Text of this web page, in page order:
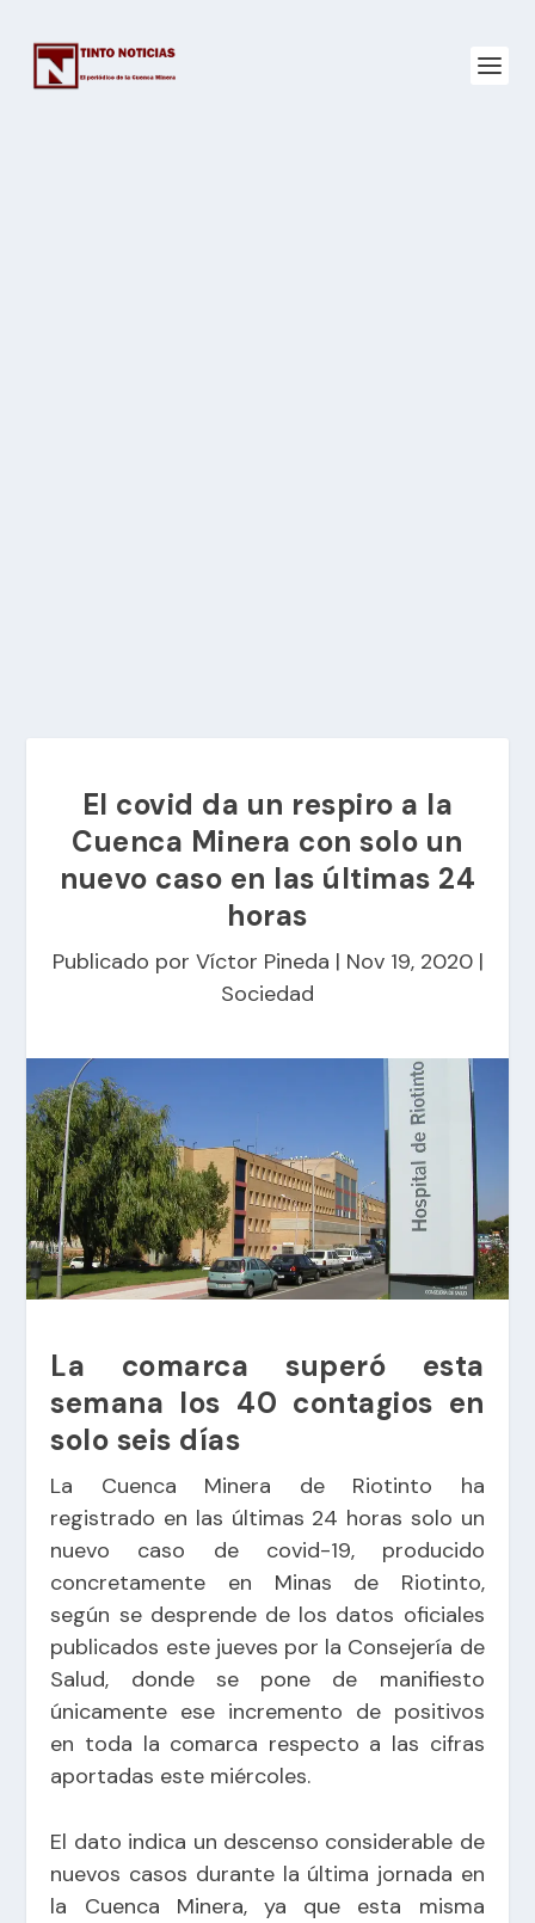
El covid da un respiro a la
Cuenca Minera con solo un
nuevo caso en las últimas 24
horas
Publicado por Víctor Pineda | Nov 19, 2020|
Sociedad
La comarca superó esta
semana los 40 contagios en
solo seis días
La Cuenca Minera de Riotinto ha
registrado en las últimas 24 horas solo un
nuevo caso de covid-19, producido
concretamente en Minas de Riotinto,
según se desprende de los datos oficiales
publicados este jueves por la Consejería de
Salud, donde se pone de manifiesto
únicamente ese incremento de positivos
en toda la comarca respecto a las cifras
aportadas este miércoles.
El dato indica un descenso considerable de
nuevos casos durante la última jornada en
la Cuenca Minera, ya que esta misma